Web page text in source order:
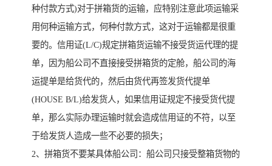
种付款方式)对于拼箱货的运输，应特别注意此项运输采
用何种运输方式，何种付款方式，这对于运输都是很重
要的。信用证(L/C)规定拼箱货运输不接受货运代理的提
单，因为船公司不直接接受拼箱货的定舱，船公司的海
运提单是给货代的，然后由货代再签发货代提单
(HOUSE B/L)给发货人，如果信用证规定不接受货代提
单，那么实际办理运输时就会造成信用证的不符，以至
于给发货人造成一些不必要的损失；
2、拼箱货不要某具体船公司：船公司只接受整箱货物的